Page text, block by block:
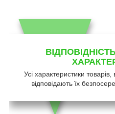
Усі характеристики товарів,
відповідають їх